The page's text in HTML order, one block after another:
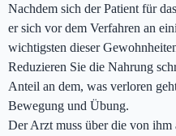
Nachdem sich der Patient für
er sich vor dem Verfahren an
wichtigsten dieser
Reduzieren Sie die Nahrung
Anteil an dem, was verloren
Bewegung und Übung.
Der Arzt muss über die von